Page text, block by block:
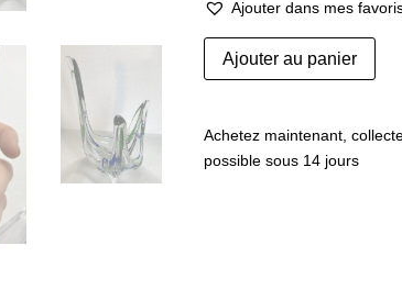
Ajouter dans mes
quantité
de
Ajouter au panier
Achetez maintenant,
possible sous 14 jours